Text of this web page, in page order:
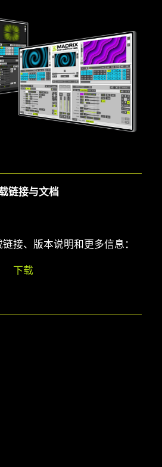
链接与文档
接、版本说明和更多信息：
下载